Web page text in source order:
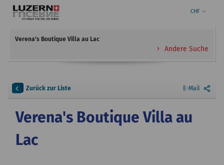
CHF
Verena's Boutique Villa au Lac
Andere Suche
Zurück zur Liste E-Mail
Verena's Boutique Villa au
Lac